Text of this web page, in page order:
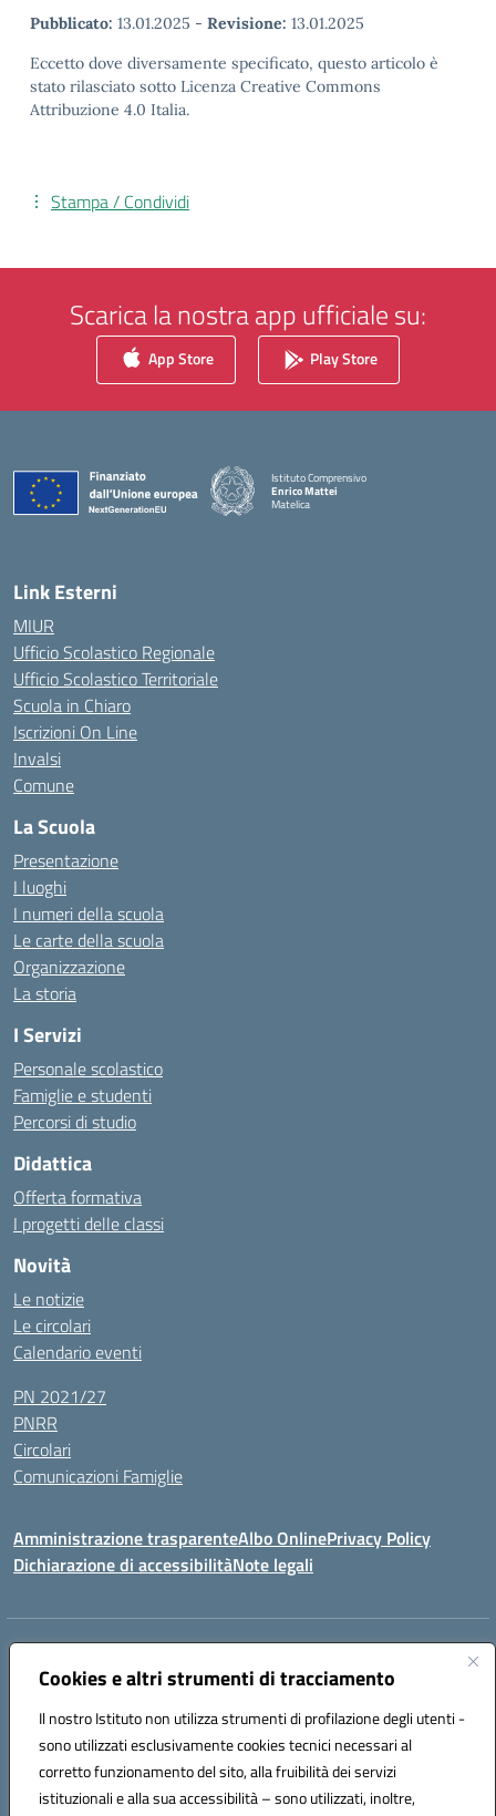
Cookies e altri strumenti di tracciamento
Il nostro Istituto non utilizza strumenti di profilazione degli utenti -
sono utilizzati esclusivamente cookies tecnici necessari al
corretto funzionamento del sito, alla fruibilità dei servizi
istituzionali e alla sua accessibilità – sono utilizzati, inoltre,
Pubblicato: 13.01.2025 - Revisione: 13.01.2025
Eccetto dove diversamente specificato, questo articolo è
stato rilasciato sotto Licenza Creative Commons
Attribuzione 4.0 Italia.
Stampa / Condividi
Scarica la nostra app ufficiale su:
App Store Play Store
Istituto Comprensivo
Enrico Mattei
Matelica
Link Esterni
MIUR
Ufficio Scolastico Regionale
Ufficio Scolastico Territoriale
Scuola in Chiaro
Iscrizioni On Line
Invalsi
Comune
La Scuola
Presentazione
I luoghi
I numeri della scuola
Le carte della scuola
Organizzazione
La storia
I Servizi
Personale scolastico
Famiglie e studenti
Percorsi di studio
Didattica
Offerta formativa
I progetti delle classi
Novità
Le notizie
Le circolari
Calendario eventi
PN 2021/27
PNRR
Circolari
Comunicazioni Famiglie
Amministrazione trasparenteAlbo OnlinePrivacy Policy
Dichiarazione di accessibilitàNote legali
Indirizzo:
Centralino:(+39) 0737787634 Email:mcic80700n@istruzione.it
Codice fiscale: 92010940432
Codice meccanografico:
MCIC80700N
Codice unico di fatturazione (CUF): UF5MY2